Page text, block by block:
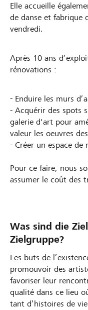
Elle accueille
de danse et fabrique
vendredi.
Après 10 ans
rénovations :
- Enduire les murs
- Acquérir des spots
galerie d'art pour
valeur les oeuvres
- Créer un espace de
Pour ce faire, nous
assumer le coût des
Was sind die
Zielgruppe?
Les buts de
promouvoir des
favoriser leur
qualité dans ce lieu
tant d’histoires de